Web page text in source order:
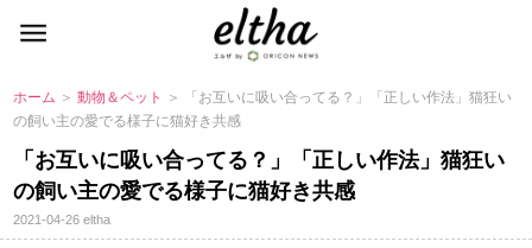
ホーム ＞動物＆ペット
＞ 「お互いに吸い合ってる？」「正しい作法」猫狂い
の飼い主の愛でる様子に猫好き共感
「お互いに吸い合ってる？」「正しい作法」猫狂い
の飼い主の愛でる様子に猫好き共感
2021-04-26eltha